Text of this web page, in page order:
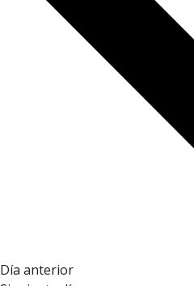
Día anterior